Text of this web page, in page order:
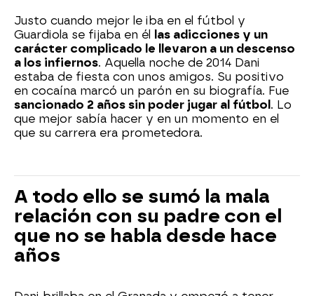
Justo cuando mejor le iba en el fútbol y
Guardiola se fijaba en él
las adicciones y un
carácter complicado le llevaron a un descenso
a los infiernos. Aquella noche de 2014 Dani
estaba de fiesta con unos amigos. Su positivo
en cocaína marcó un parón en su biografía. Fue
sancionado 2 años sin poder jugar al fútbol . Lo
que mejor sabía hacer y en un momento en el
que su carrera era prometedora.
A todo ello se sumó la mala
relación con su padre con el
que no se habla desde hace
años